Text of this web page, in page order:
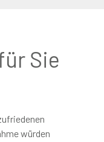
Sie
würden